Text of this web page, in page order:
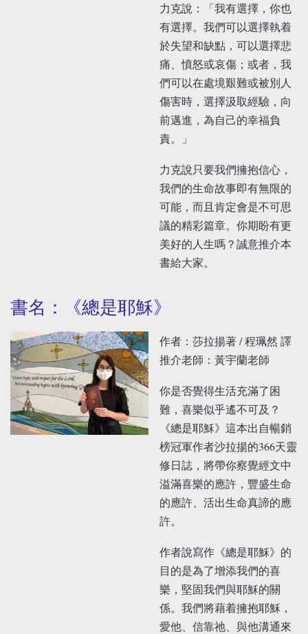
力克說：「我有選擇，你也
有選擇。我們可以選擇執着
於失望和缺點，可以選擇悲
痛、憤怒或哀傷；或者，我
們可以在處境艱難或被別人
傷害時，選擇汲取經驗，向
前邁進，為自己的幸福負
責。」
力克說只要我們擁抱信心，
我們的生命故事即有無限的
可能，而且肯定會是不可思
議的精彩篇章。你期盼有更
美好的人生嗎？誠意推介本
書給大家。
書名：《總是耶穌》
作者：莎拉揚著 / 程珮然 譯
推介老師：黃宇蘭老師
你是否覺得生活充滿了困
難，喜樂似乎遙不可及？
《總是耶穌》這本出自暢銷
榜冠軍作者沙拉揚的366天靈
修日誌，將帶你察覺經文中
溢滿喜樂的應許，豐盛生命
的應許、活出生命真諦的應
許。
作者說寫作《總是耶穌》的
目的是為了增添我們的喜
樂，堅固我們與耶穌的關
係。我們將藉着擁抱耶穌，
愛他、信靠祂、與他溝通來